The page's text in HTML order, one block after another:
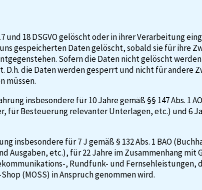
18 DSGVO gelöscht oder in ihrer Verarbeitung
gespeicherten Daten gelöscht, sobald sie für ihre
Sofern die Daten nicht gelöscht
die Daten werden gesperrt und nicht für andere
müssen.
insbesondere für 10 Jahre gemäß §§ 147 Abs. 1 AO,
Besteuerung relevanter Unterlagen, etc.) und 6
insbesondere für 7 J gemäß § 132 Abs. 1 BAO
Ausgaben, etc.), für 22 Jahre im Zusammenhang
, Rundfunk- und Fernsehleistungen,
(MOSS) in Anspruch genommen wird.